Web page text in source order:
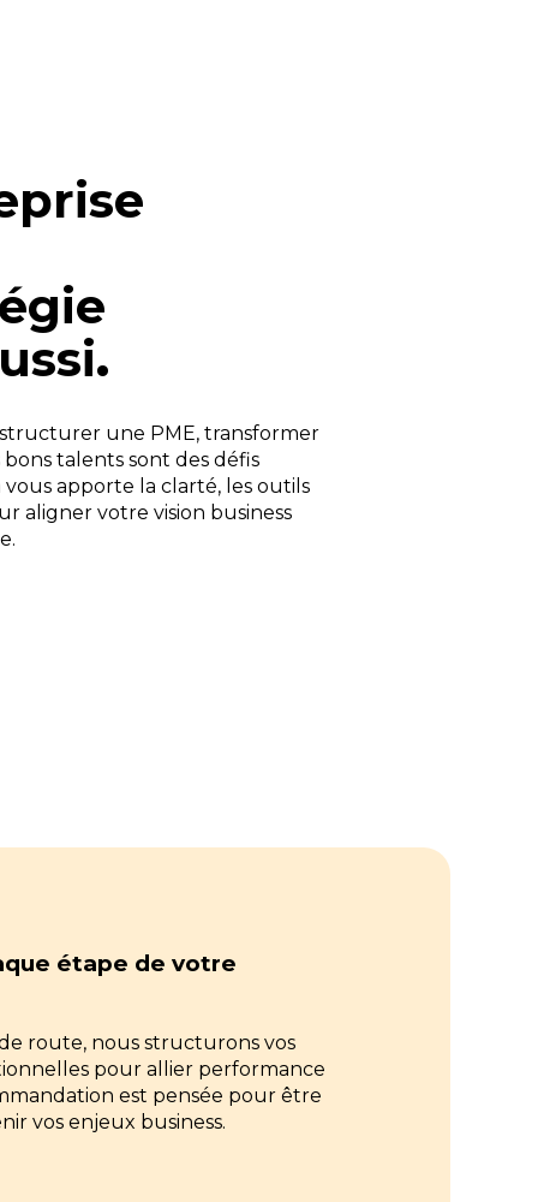
.
structurer une PME, transformer
talents sont des défis
apporte la clarté, les outils
aligner votre vision business
étape de votre
route, nous structurons vos
pour allier performance
est pensée pour être
vos enjeux business.
de leadership